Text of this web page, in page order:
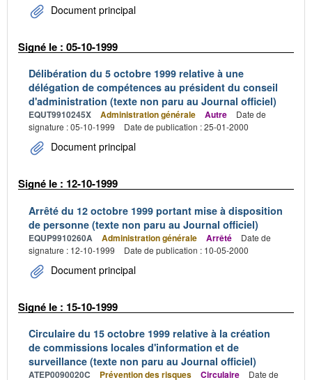
Document principal
Signé le : 05-10-1999
Délibération du 5 octobre 1999 relative à une
délégation de compétences au président du conseil
d'administration (texte non paru au Journal officiel)
EQUT9910245X Administration générale Autre
Date de
signature : 05-10-1999
Date de publication : 25-01-2000
Document principal
Signé le : 12-10-1999
Arrêté du 12 octobre 1999 portant mise à disposition
de personne (texte non paru au Journal officiel)
EQUP9910260A Administration générale Arrêté
Date de
signature : 12-10-1999
Date de publication : 10-05-2000
Document principal
Signé le : 15-10-1999
Circulaire du 15 octobre 1999 relative à la création
de commissions locales d'information et de
surveillance (texte non paru au Journal officiel)
ATEP0090020C Prévention des risques Circulaire
Date de